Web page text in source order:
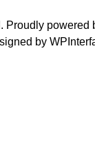
Proudly powered
by